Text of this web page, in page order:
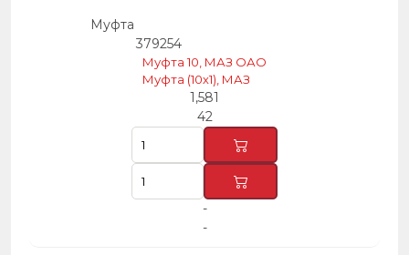
Муфта
379254
Муфта 10, МАЗ ОАО
Муфта (10х1), МАЗ
1,581
42
-
-